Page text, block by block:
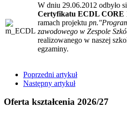
W dniu 29.06.2012 odbyło
Certyfikatu ECDL CORE
ramach projektu
zawodowego w Zespole
realizowanego w naszej
egzaminy.
Poprzedni artykuł
Następny artykuł
Oferta kształcenia 2026/27